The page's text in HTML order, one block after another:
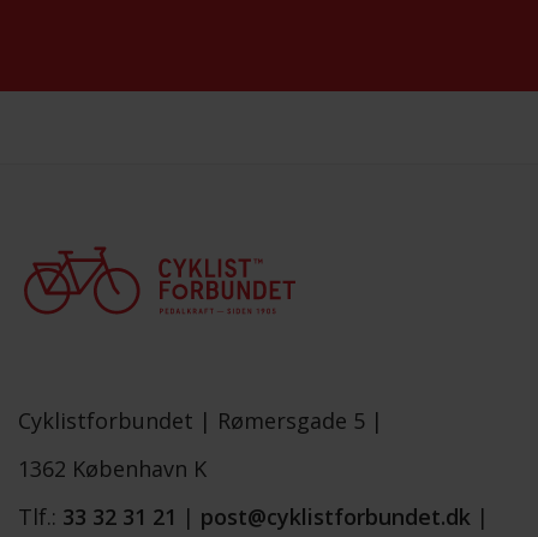
Cyklistforbundet | Rømersgade 5 |
1362 København K
Tlf.: 33 32 31 21 | post@cyklistforbundet.dk |